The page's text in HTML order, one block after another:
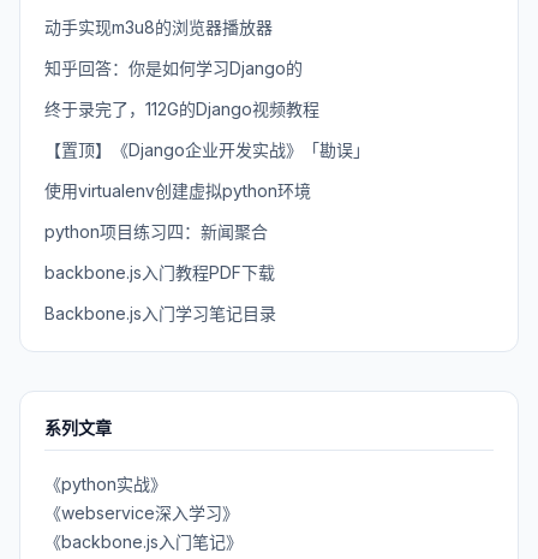
动手实现m3u8的浏览器播放器
知乎回答：你是如何学习Django的
终于录完了，112G的Django视频教程
【置顶】《Django企业开发实战》「勘误」
使用virtualenv创建虚拟python环境
python项目练习四：新闻聚合
backbone.js入门教程PDF下载
Backbone.js入门学习笔记目录
系列文章
《python实战》
《webservice深入学习》
《backbone.js入门笔记》